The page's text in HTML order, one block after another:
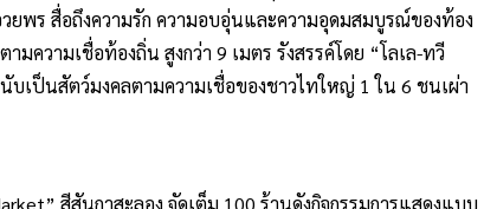
ร สื่อถึงความรัก ความอบอุ่นและความอุดมสมบูรณ์ของท้อง
ความเชื่อท้องถิ่น สูงกว่า 9 เมตร รังสรรค์โดย “โลเล-ทวี
เป็นสัตว์มงคลตามความเชื่อของชาวไทใหญ่ 1 ใน 6 ชนเผ่า
สีสันกาสะลอง จัดเต็ม 100 ร้านดังกิจกรรมการแสดงแบบ